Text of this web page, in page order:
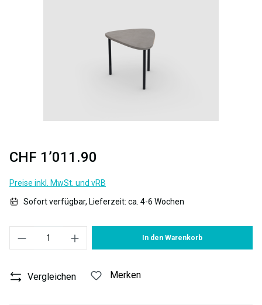
CHF 1’011.90
Preise inkl. MwSt. und vRB
Sofort verfügbar, Lieferzeit: ca. 4-6 Wochen
In den Warenkorb
Vergleichen Merken